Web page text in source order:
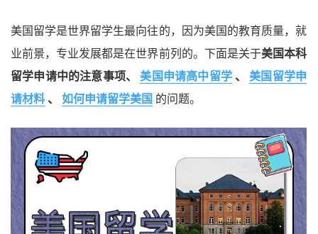
美国留学是世界留学生最向往的，因为美国的教育质量，就
业前景，专业发展都是在世界前列的。下面是关于美国本科
留学申请中的注意事项、
美国申请高中留学 、
美国留学申
请材料 、 如何申请留学美国 的问题。